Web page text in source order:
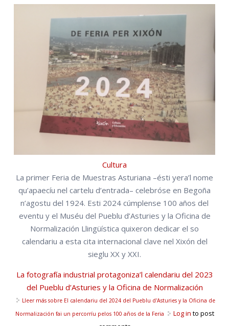
Cultura
La primer Feria de Muestras Asturiana –ésti yera’l nome
qu’apaecíu nel cartelu d’entrada– celebróse en Begoña
n’agostu del 1924. Esti 2024 cúmplense 100 años del
eventu y el Muséu del Pueblu d’Asturies y la Oficina de
Normalización Llingüística quixeron dedicar el so
calendariu a esta cita internacional clave nel Xixón del
sieglu XX y XXI.
La fotografía industrial protagoniza’l calendariu del 2023
del Pueblu d’Asturies y la Oficina de Normalización
Lleer mássobre El calendariu del 2024 del Pueblu d'Asturies y la Oficina de
Normalización fai un percorríu pelos 100 años de la Feria
Log in to post